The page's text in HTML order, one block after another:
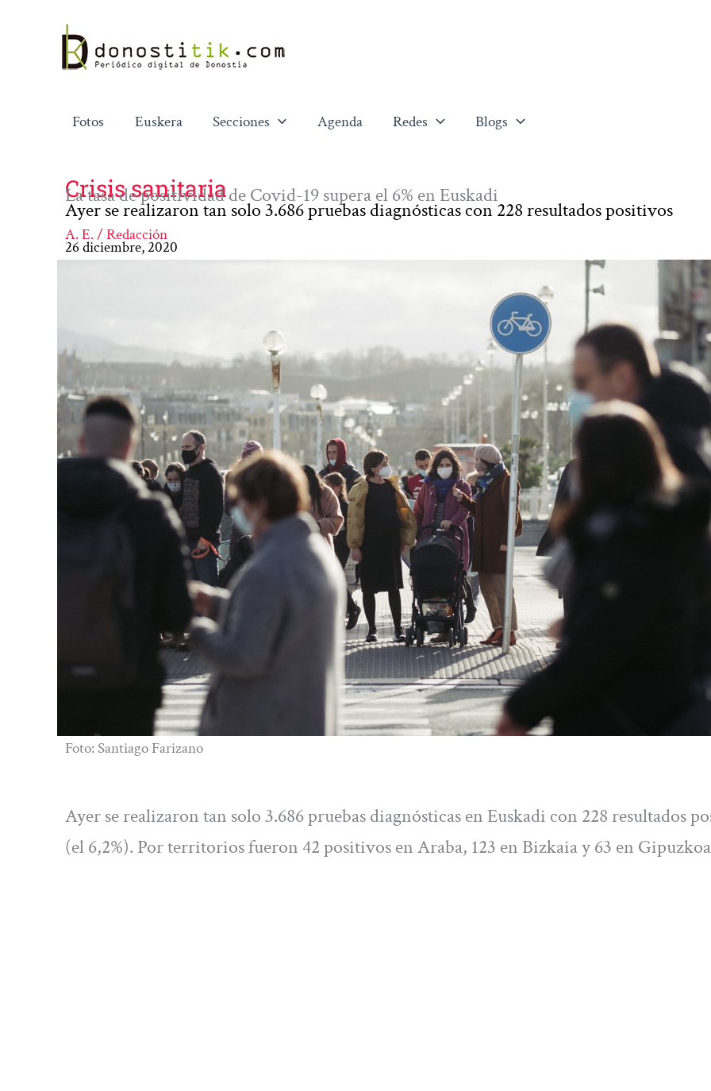
contenido
Fotos Euskera Secciones Agenda Redes Blogs
Crisis sanitaria
La tasa de positividad de Covid-19 supera el 6% en Euskadi
Ayer se realizaron tan solo 3.686 pruebas diagnósticas con 228 resultados positivos
A. E. / Redacción
26 diciembre, 2020
Foto: Santiago Farizano
Ayer se realizaron tan solo 3.686 pruebas diagnósticas en Euskadi con 228 resultados
(el 6,2%). Por territorios fueron 42 positivos en Araba, 123 en Bizkaia y 63 en